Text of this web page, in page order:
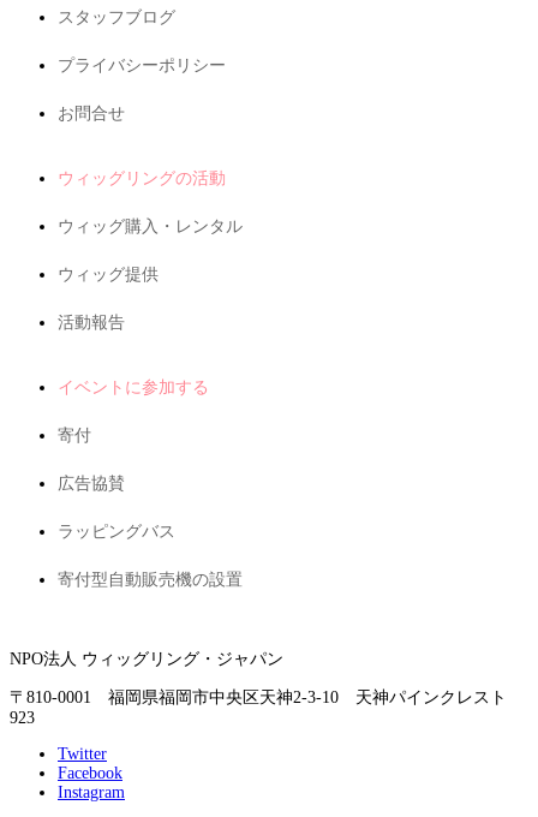
スタッフブログ
プライバシーポリシー
お問合せ
ウィッグリングの活動
ウィッグ購入・レンタル
ウィッグ提供
活動報告
イベントに参加する
寄付
広告協賛
ラッピングバス
寄付型自動販売機の設置
NPO法人 ウィッグリング・ジャパン
〒810-0001 福岡県福岡市中央区天神2-3-10 天神パインクレスト
923
Twitter
Facebook
Instagram